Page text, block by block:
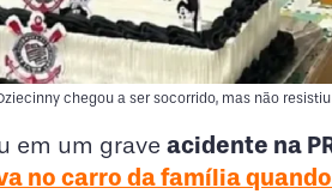
chegou a ser socorrido, mas não
em um grave acidente na
no carro da família